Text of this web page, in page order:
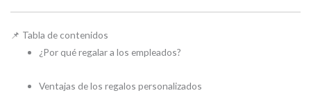
📌 Tabla de contenidos
¿Por qué regalar a los empleados?
Ventajas de los regalos personalizados